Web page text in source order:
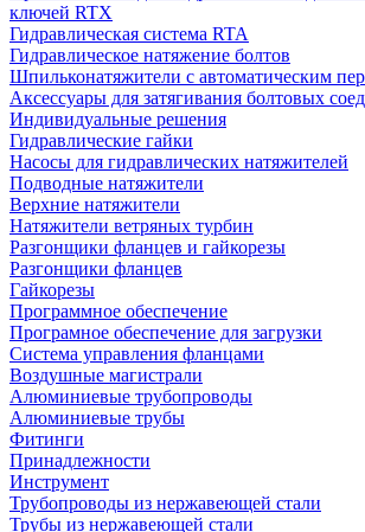
ключей RTX
Гидравлическая система RTA
Гидравлическое натяжение болтов
Шпильконатяжители с автоматическим
Аксессуары для затягивания болтовых
Индивидуальные решения
Гидравлические гайки
Насосы для гидравлических натяжителей
Подводные натяжители
Верхние натяжители
Натяжители ветряных турбин
Разгонщики фланцев и гайкорезы
Разгонщики фланцев
Гайкорезы
Программное обеспечение
Програмное обеспечение для загрузки
Система управления фланцами
Воздушные магистрали
Алюминиевые трубопроводы
Алюминиевые трубы
Фитинги
Принадлежности
Инструмент
Трубопроводы из нержавеющей стали
Трубы из нержавеющей стали